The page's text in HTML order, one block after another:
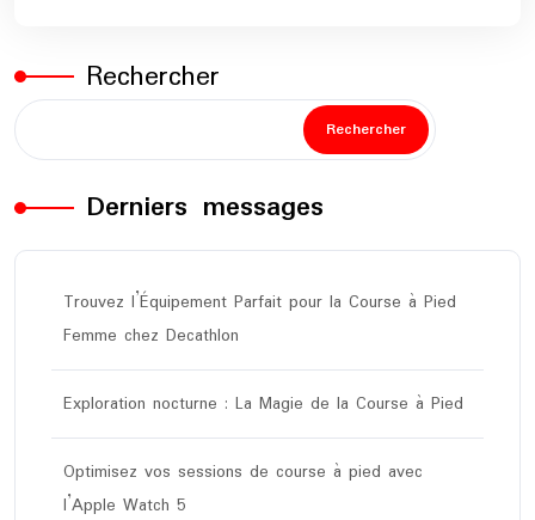
Rechercher
Rechercher
Derniers messages
Trouvez l’Équipement Parfait pour la Course à Pied
Femme chez Decathlon
Exploration nocturne : La Magie de la Course à Pied
Optimisez vos sessions de course à pied avec
l’Apple Watch 5